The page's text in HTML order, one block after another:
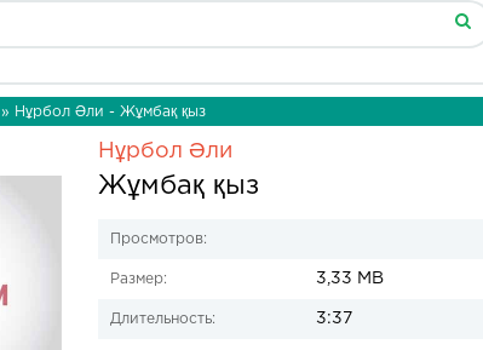
» Нұрбол Әли - Жұмбақ қыз
Нұрбол Әли
Жұмбақ қыз
Просмотров:
Размер: 3,33 MB
Длительность: 3:37